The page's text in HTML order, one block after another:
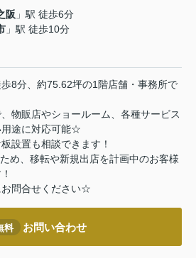
阪 」駅 徒歩6分
」駅 徒歩10分
8分、約75.62坪の1階店舗・事務所で
物販店やショールーム、各種サービス
用途に対応可能☆
設置も相談できます！
め、移転や新規出店を計画中のお客様
お問合せください☆
料 お問い合わせ